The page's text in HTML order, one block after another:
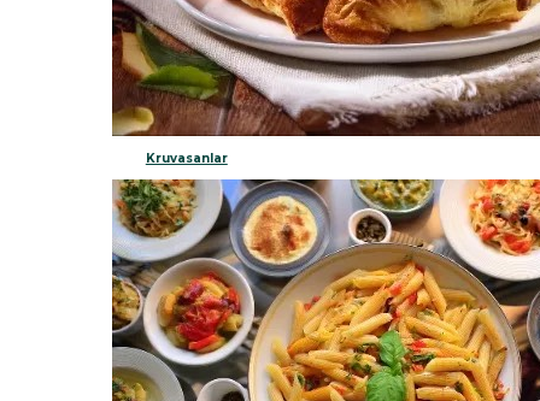
Kruvasanlar